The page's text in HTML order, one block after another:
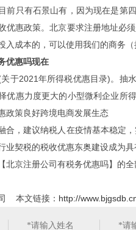
前只有石景山有，因为现在是第
优惠政策。北京要求注册地址必
入成本的，可以使用我们的商务
优惠吗现在
于2021年所得税优惠目录)。抽
优惠力度更大的小型微利企业所
政策良好跨境电商发展生态
合，建议纳税人在疫情基本稳定
业契税的税收优惠东奥建设成为
北京注册公司有税务优惠吗】的
本文链接： http://